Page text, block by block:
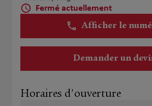
Fermé actuellement
Afficher le
Demander un
Horaires d'ouverture